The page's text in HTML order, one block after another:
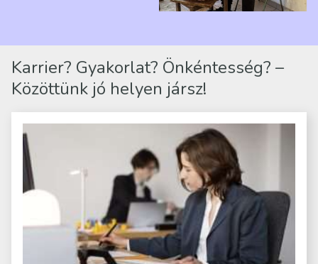
Karrier? Gyakorlat? Önkéntesség? –
Közöttünk jó helyen jársz!